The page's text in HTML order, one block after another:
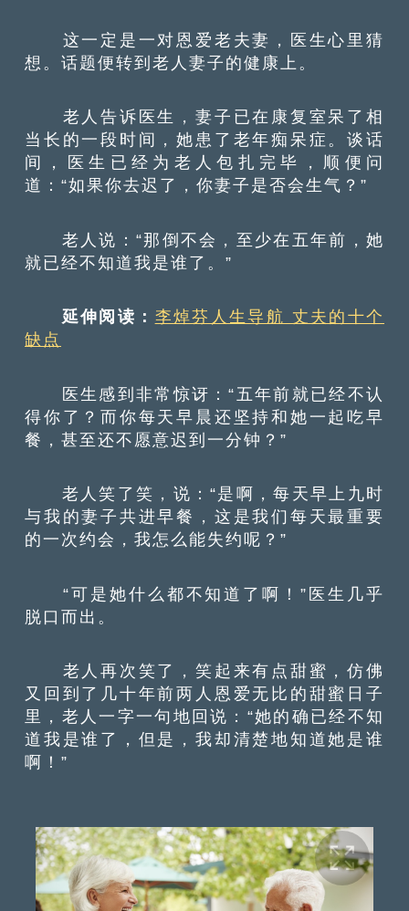
这一定是一对恩爱老夫妻，医生心里猜
想。话题便转到老人妻子的健康上。
老人告诉医生，妻子已在康复室呆了相
当长的一段时间，她患了老年痴呆症。谈话
间，医生已经为老人包扎完毕，顺便问
道：“如果你去迟了，你妻子是否会生气？”
老人说：“那倒不会，至少在五年前，她
就已经不知道我是谁了。”
延伸阅读： 李焯芬人生导航 丈夫的十个
缺点
医生感到非常惊讶：“五年前就已经不认
得你了？而你每天早晨还坚持和她一起吃早
餐，甚至还不愿意迟到一分钟？”
老人笑了笑，说：“是啊，每天早上九时
与我的妻子共进早餐，这是我们每天最重要
的一次约会，我怎么能失约呢？”
“可是她什么都不知道了啊！”医生几乎
脱口而出。
老人再次笑了，笑起来有点甜蜜，仿佛
又回到了几十年前两人恩爱无比的甜蜜日子
里，老人一字一句地回说：“她的确已经不知
道我是谁了，但是，我却清楚地知道她是谁
啊！”